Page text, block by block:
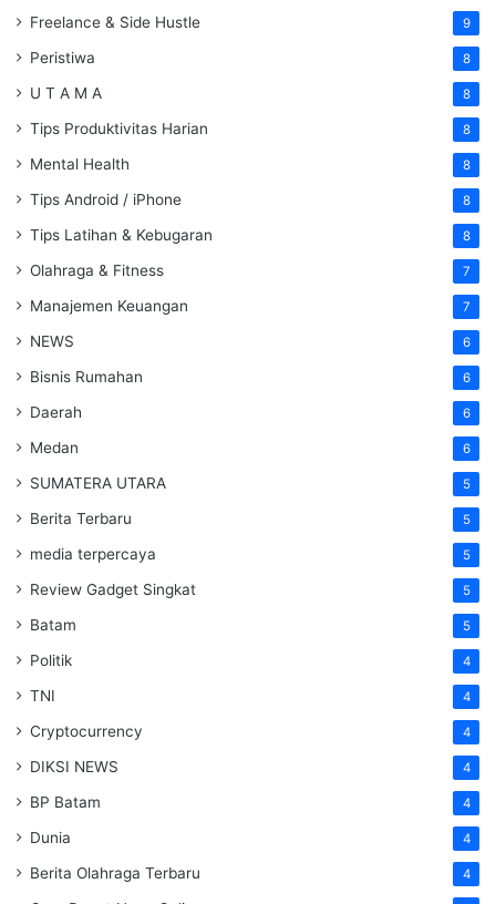
Freelance & Side Hustle 9
Peristiwa 8
U T A M A 8
Tips Produktivitas Harian 8
Mental Health 8
Tips Android / iPhone 8
Tips Latihan & Kebugaran 8
Olahraga & Fitness 7
Manajemen Keuangan 7
NEWS 6
Bisnis Rumahan 6
Daerah 6
Medan 6
SUMATERA UTARA 5
Berita Terbaru 5
media terpercaya 5
Review Gadget Singkat 5
Batam 5
Politik 4
TNI 4
Cryptocurrency 4
DIKSI NEWS 4
BP Batam 4
Dunia 4
Berita Olahraga Terbaru 4